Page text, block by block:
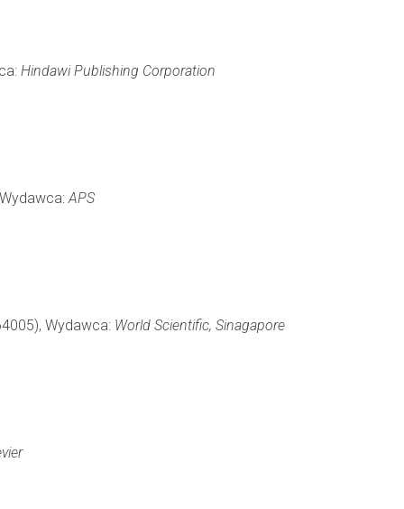
Hindawi Publishing Corporation
APS
Wydawca: World Scientific, Sinagapore